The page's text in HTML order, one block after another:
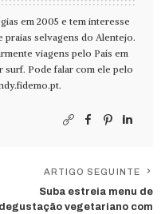
em 2005 e tem interesse
praias selvagens do Alentejo.
viagens pelo País em
surf. Pode falar com ele pelo
.
ARTIGO SEGUINTE
Suba estreia menu de
degustação vegetariano com